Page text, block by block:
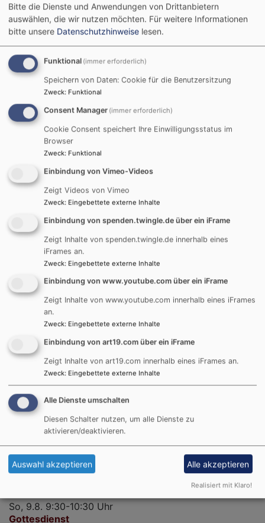
Podcast „kurz &gut“
Externe Inhalte von art19.com anzeigen?
Ja (einmalig)
Die nächsten Gottesdienste
So, 9.8. 8:15-9:15 Uhr
Gottesdienst
Oberkrumbach
So, 9.8. 9:30-10:30 Uhr
Gottesdienst
Kirchensittenbach Bartholomäuskirche
So, 9.8. 9:30-10:30 Uhr
Gottesdienst
Bitte die Dienste und Anwendungen von Drittanbietern
auswählen, die wir nutzen möchten. Für weitere Informationen
bitte unsere Datenschutzhinweise lesen.
Funktional (immer erforderlich)
Speichern von Daten: Cookie für die Benutzersitzung
Zweck: Funktional
Consent Manager (immer erforderlich)
Cookie Consent speichert Ihre Einwilligungsstatus im
Browser
Zweck: Funktional
Einbindung von Vimeo-Videos
Zeigt Videos von Vimeo
Zweck: Eingebettete externe Inhalte
Einbindung von spenden.twingle.de über ein iFrame
Zeigt Inhalte von spenden.twingle.de innerhalb eines
iFrames an.
Zweck: Eingebettete externe Inhalte
Einbindung von www.youtube.com über ein iFrame
Zeigt Inhalte von www.youtube.com innerhalb eines iFrames
an.
Zweck: Eingebettete externe Inhalte
Einbindung von art19.com über ein iFrame
Zeigt Inhalte von art19.com innerhalb eines iFrames an.
Zweck: Eingebettete externe Inhalte
Alle Dienste umschalten
Diesen Schalter nutzen, um alle Dienste zu
aktivieren/deaktivieren.
Auswahl akzeptieren Alle akzeptieren
Realisiert mit Klaro!